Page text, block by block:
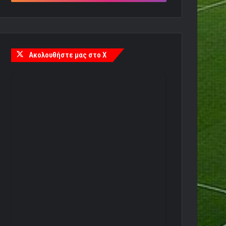
Ακολουθήστε μας στο X